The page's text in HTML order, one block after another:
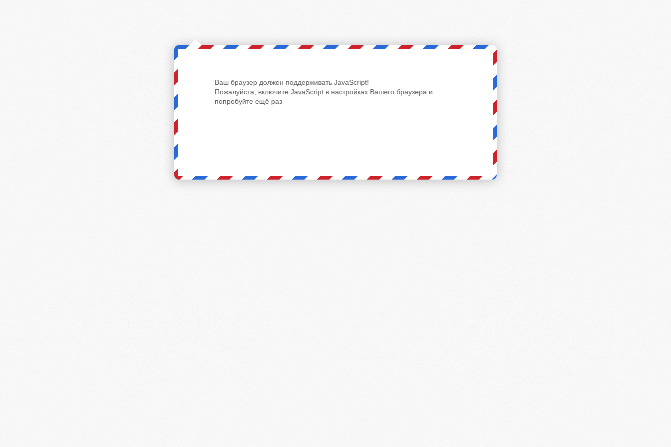
Ваш браузер должен поддерживать JavaScript!
Пожалуйста, включите JavaScript в настройках Вашего браузера и
попробуйте ещё раз